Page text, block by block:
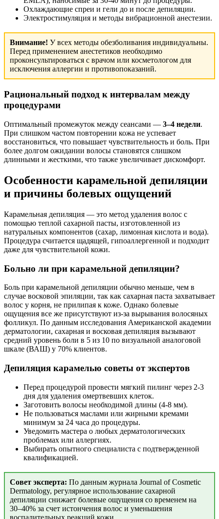
Охлаждающие спреи и гели до и после депиляции.
Электростимуляция и методы вибрационной анестезии.
Внимание! У всех методы обезболивания индивидуальны.
Перед применением анестетиков необходимо
проконсультироваться с врачом или косметологом для
исключения аллергии и противопоказаний.
Рациональный подход к интервалам между
процедурами
Оптимальный промежуток между сеансами — 3–4 недели.
При слишком частом повторении кожа не успевает
восстановиться, что повышает чувствительность и боль. При
более долгом ожидании волосы становятся слишком
длинными и жесткими, что также увеличивает дискомфорт.
Особенности карамельной депиляции
и причины болевых ощущений
Карамельная депиляция — это метод удаления волос с
помощью теплой сахарной пасты, изготовленной из
натуральных компонентов (сахар, лимонная кислота и вода).
Процедура считается щадящей, гипоаллергенной и подходит
даже для чувствительной кожи.
Больно ли при карамельной депиляции?
Боль при карамельной депиляции обычно меньше, чем в
случае восковой эпиляции, так как сахарная паста захватывает
волос у корня, не прилипая к коже. Однако болевые
ощущения все же присутствуют из-за вырывания волосяных
фолликул. По данным исследования Американской академии
дерматологии, сахарная и восковая депиляция вызывают
средний уровень боли в 5 из 10 по визуальной аналоговой
шкале (ВАШ) у 70% клиентов.
Депиляция карамелью советы от экспертов
Перед процедурой провести мягкий пилинг через 2-3
дня для удаления омертвевших клеток.
Заготовить волосы необходимой длины (4-8 мм).
Не пользоваться маслами или жирными кремами
минимум за 24 часа до процедуры.
Уведомить мастера о любых дерматологических
проблемах или аллергиях.
Выбирать опытного специалиста с подтвержденной
квалификацией.
Совет эксперта: По данным журнала Journal of Cosmetic
Dermatology, регулярное использование сахарной
депиляции снижает болевые ощущения со временем на
30–40% за счет истончения волос и уменьшения
воспалительных реакций кожи.